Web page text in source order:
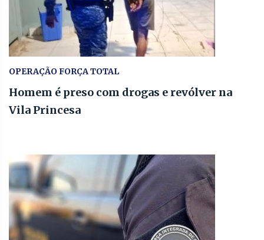
OPERAÇÃO FORÇA TOTAL
Homem é preso com drogas e revólver na
Vila Princesa